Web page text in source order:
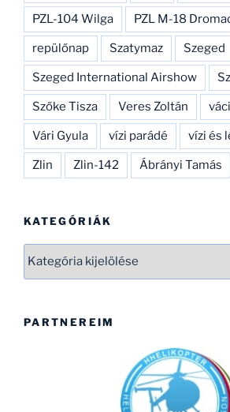
PZL-104 Wilga PZL M-18
repülőnap Szatymaz Szeged
Szeged International Airshow
Szőke Tisza Veres Zoltán
Vári Gyula vízi parádé vízi és
Zlin Zlin-142 Ábrányi Tamás
KATEGÓRIÁK
PARTNEREIM